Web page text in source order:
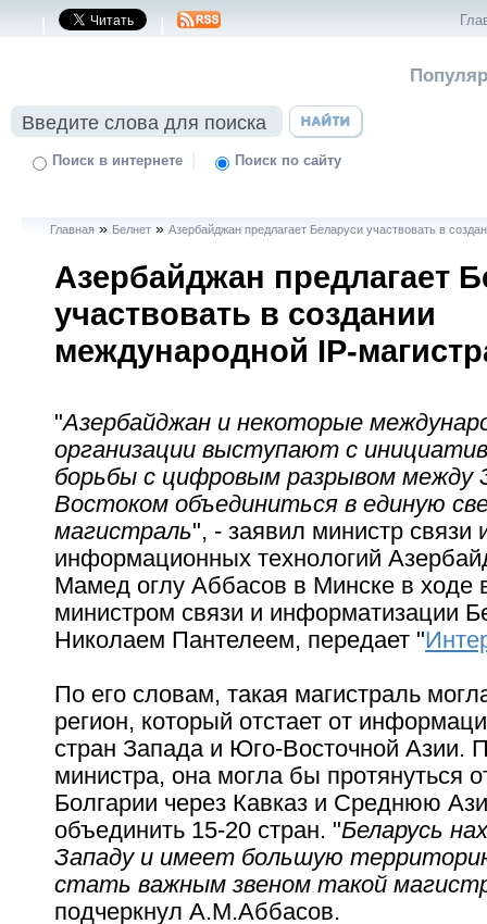
| |
Поиск в интернете | Поиск по сайту
Главная » Белнет »Азербайджан предлагает Беларуси участвовать в
Азербайджан предлагает
участвовать в создании
международной IP-
"Азербайджан и некоторые
организации выступают с
борьбы с цифровым разрывом между
Востоком объединиться в единую
магистраль", - заявил министр связи
информационных технологий
Мамед оглу Аббасов в Минске в ходе
министром связи и информатизации
Николаем Пантелеем, передает "
По его словам, такая магистраль
регион, который отстает от
стран Запада и Юго-Восточной Азии.
министра, она могла бы протянуться
Болгарии через Кавказ и Среднюю
объединить 15-20 стран. "Беларусь
Западу и имеет большую
стать важным звеном такой
подчеркнул А.М.Аббасов.